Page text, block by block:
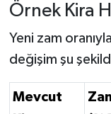
Örnek Kira
Yeni zam
değişim şu
Mevcut